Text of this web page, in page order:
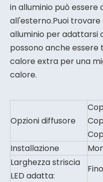
in alluminio può
all'esterno.Puoi
alluminio per adattarsi
possono anche
calore extra per una
calore.
Opzioni diffusore
Installazione
Larghezza striscia
LED adatta: